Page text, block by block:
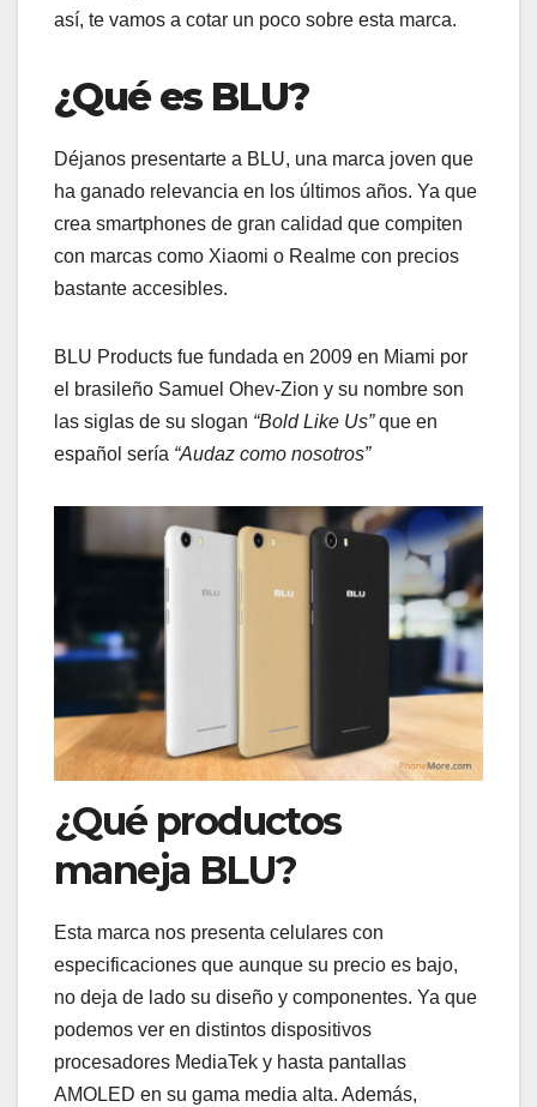
así, te vamos a cotar un poco sobre esta marca.
¿Qué es BLU?
Déjanos presentarte a BLU, una marca joven que
ha ganado relevancia en los últimos años. Ya que
crea smartphones de gran calidad que compiten
con marcas como Xiaomi o Realme con precios
bastante accesibles.
BLU Products fue fundada en 2009 en Miami por
el brasileño Samuel Ohev-Zion y su nombre son
las siglas de su slogan “Bold Like Us”que en
español sería “Audaz como nosotros”
¿Qué productos
maneja BLU?
Esta marca nos presenta celulares con
especificaciones que aunque su precio es bajo,
no deja de lado su diseño y componentes. Ya que
podemos ver en distintos dispositivos
procesadores MediaTek y hasta pantallas
AMOLED en su gama media alta. Además,